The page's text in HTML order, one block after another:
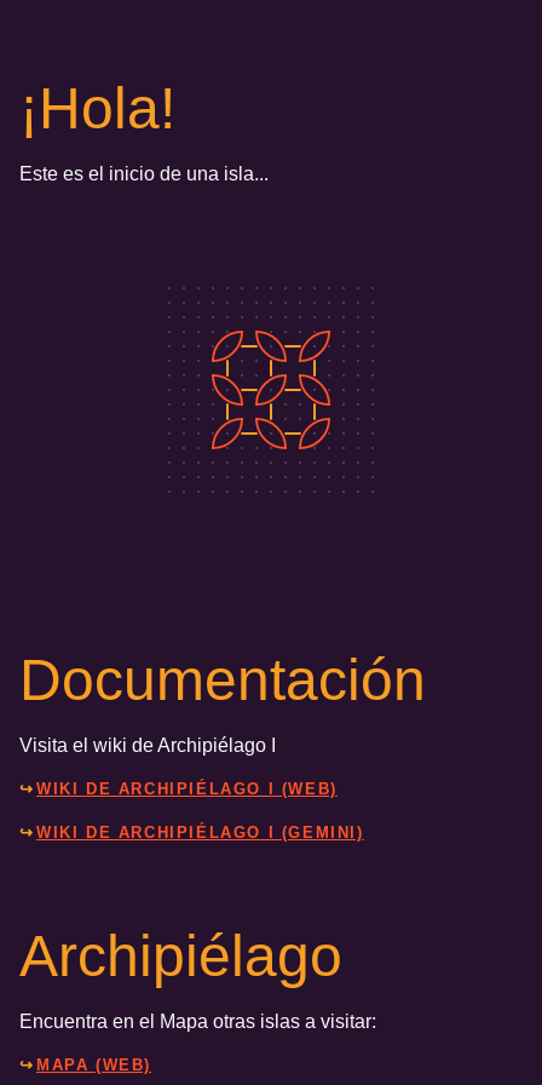
¡Hola!
Este es el inicio de una isla...
Documentación
Visita el wiki de Archipiélago I
WIKI DE ARCHIPIÉLAGO I (WEB)
WIKI DE ARCHIPIÉLAGO I (GEMINI)
Archipiélago
Encuentra en el Mapa otras islas a visitar:
MAPA (WEB)